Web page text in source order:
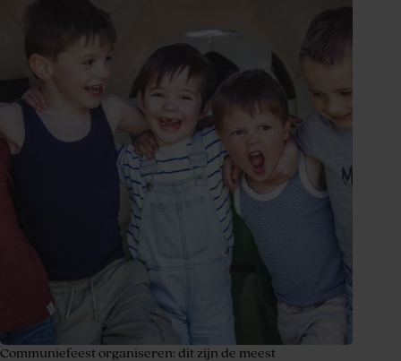
Communiefeest organiseren: dit zijn de meest